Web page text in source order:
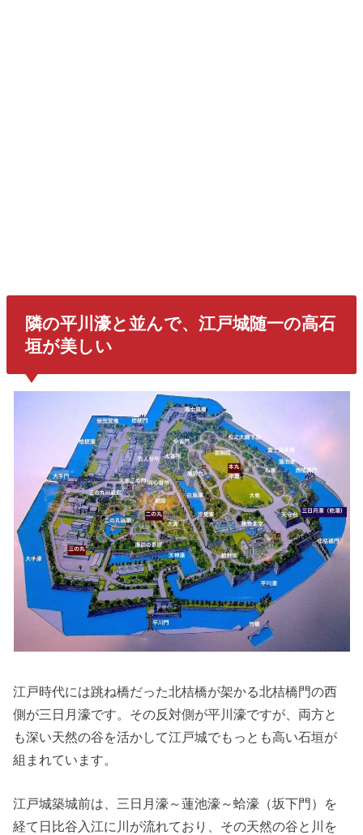
隣の平川濠と並んで、江戸城随一の高石
垣が美しい
江戸時代には跳ね橋だった北桔橋が架かる北桔橋門の西
側が三日月濠です。その反対側が平川濠ですが、両方と
も深い天然の谷を活かして江戸城でもっとも高い石垣が
組まれています。
江戸城築城前は、三日月濠～蓮池濠～蛤濠（坂下門）を
経て日比谷入江に川が流れており、その天然の谷と川を